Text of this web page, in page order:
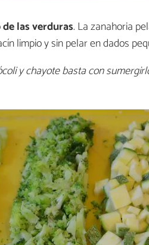
las verduras. La zanahoria
limpio y sin pelar en dados
y chayote basta con